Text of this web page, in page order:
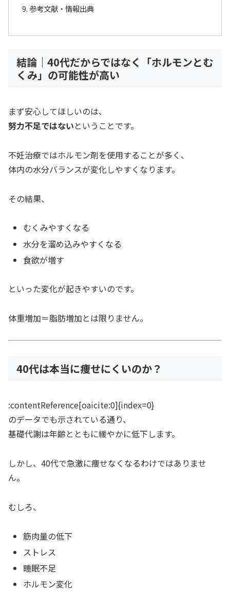
参考文献・情報出典
結論｜40代だからではなく「ホルモンとむ
くみ」の可能性が高い
まず安心してほしいのは、
努力不足ではないということです。
不妊治療ではホルモン剤を使用することが多く、
体内の水分バランスが変化しやすくなります。
その結果、
むくみやすくなる
水分を溜め込みやすくなる
食欲が増す
といった変化が起きやすいのです。
体重増加＝脂肪増加とは限りません。
40代は本当に痩せにくいのか？
:contentReference[oaicite:0]{index=0}
のデータでも示されている通り、
基礎代謝は年齢とともに緩やかに低下します。
しかし、40代で急激に痩せなくなるわけではありませ
ん。
むしろ、
筋肉量の低下
ストレス
睡眠不足
ホルモン変化